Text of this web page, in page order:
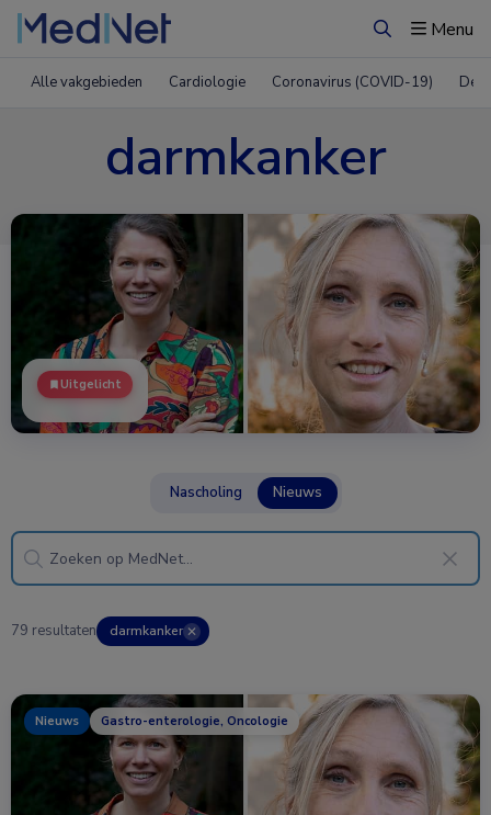
ZoekenMenu
Alle vakgebieden Cardiologie Coronavirus (COVID-19)
darmkanker
Uitgelicht
Nascholing Nieuws
79 resultaten darmkanker ✕
Nieuws Gastro-enterologie, Oncologie